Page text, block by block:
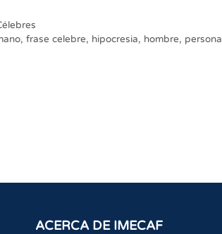
,frase celebre, hipocresia, hombre, persona
ACERCA DE IMECAF